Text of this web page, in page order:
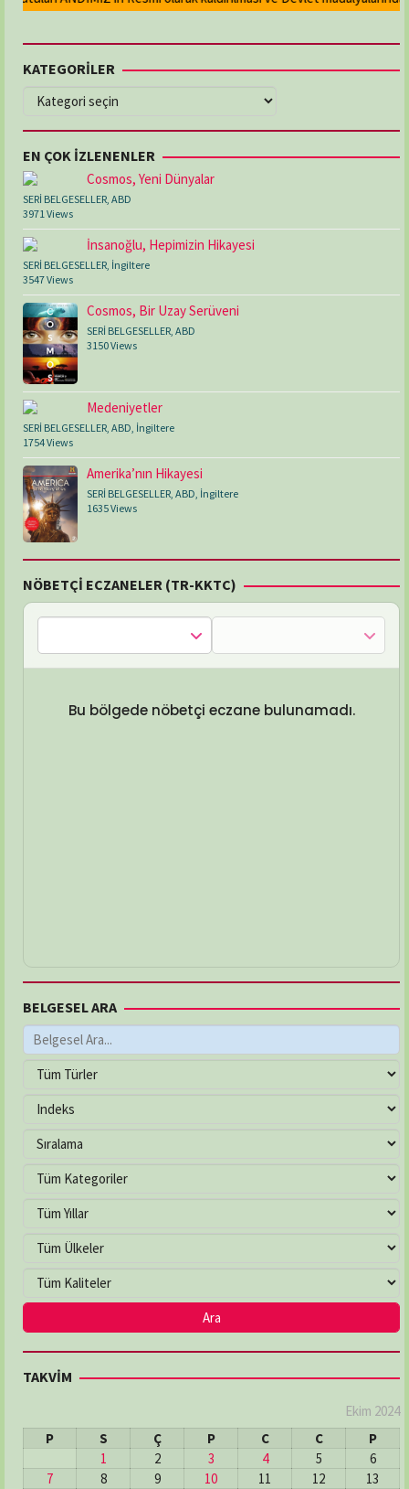
KATEGORİLER
KATEGORİLER
EN ÇOK İZLENENLER
Cosmos, Yeni Dünyalar
SERİ BELGESELLER ABD
3971 Views
İnsanoğlu, Hepimizin Hikayesi
SERİ BELGESELLER İngiltere
3547 Views
Cosmos, Bir Uzay Serüveni
SERİ BELGESELLER ABD
3150 Views
Medeniyetler
SERİ BELGESELLER ABD İngiltere
1754 Views
Amerika’nın Hikayesi
SERİ BELGESELLER ABD İngiltere
1635 Views
NÖBETÇİ ECZANELER (TR-KKTC)
Bu bölgede nöbetçi eczane bulunamadı.
BELGESEL ARA
TAKVİM
Ekim 2024
P
S Ç P C C
P
1
2 3 4 5
6
7
8 9 10 11 12
13